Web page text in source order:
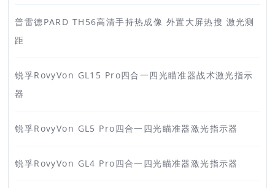
普雷德PARD TH56高清手持热成像 外置大屏热搜 激光测
距
锐孚RovyVon GL15 Pro四合一四光瞄准器战术激光指示
器
锐孚RovyVon GL5 Pro四合一四光瞄准器激光指示器
锐孚RovyVon GL4 Pro四合一四光瞄准器激光指示器